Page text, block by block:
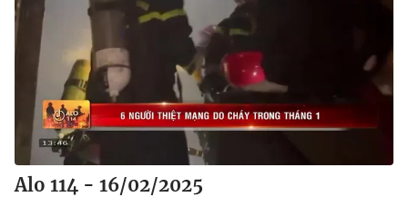
Alo 114 - 16/02/2025